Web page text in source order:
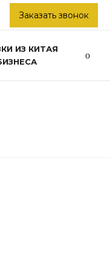
Заказать звонок
ИЗ КИТАЯ